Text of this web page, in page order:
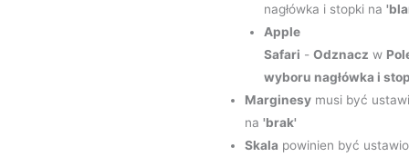
nagłówka i stopki na
Apple
Safari - Odznacz w
wyboru nagłówka i
Marginesy musi być
na'brak'
Skala powinien być